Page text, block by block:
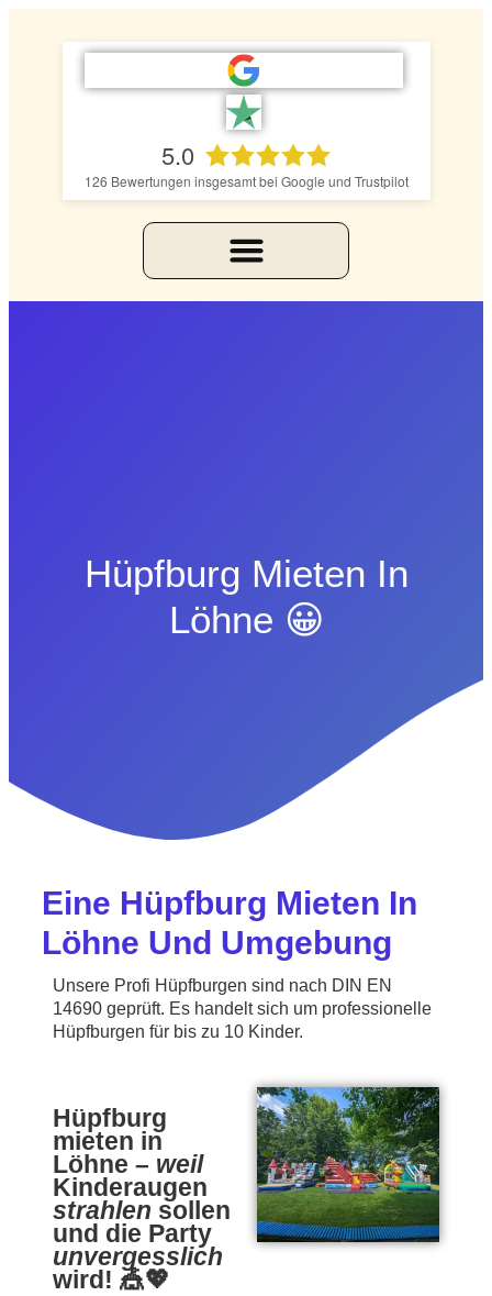
5.0
126 Bewertungen insgesamt bei Google und Trustpilot
Hüpfburg Mieten In
Löhne 😀
Eine Hüpfburg Mieten In
Löhne Und Umgebung
​Unsere Profi Hüpfburgen sind nach DIN EN
14690 geprüft. Es handelt sich um professionelle
Hüpfburgen für bis zu 10 Kinder.
Hüpfburg
mieten in
Löhne – weil
Kinderaugen
strahlen sollen
und die Party
unvergesslich
wird! 🎪💖